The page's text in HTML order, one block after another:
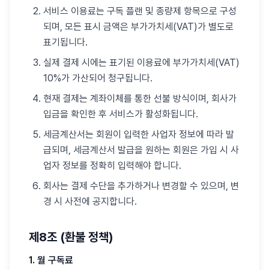
서비스 이용료는 구독 플랜 및 종량제 항목으로 구성
되며, 모든 표시 금액은 부가가치세(VAT)가 별도로
표기됩니다.
실제 결제 시에는 표기된 이용료에 부가가치세(VAT)
10%가 가산되어 청구됩니다.
현재 결제는 계좌이체를 통한 선불 방식이며, 회사가
입금을 확인한 후 서비스가 활성화됩니다.
세금계산서는 회원이 입력한 사업자 정보에 따라 발
급되며, 세금계산서 발급을 원하는 회원은 가입 시 사
업자 정보를 정확히 입력해야 합니다.
회사는 결제 수단을 추가하거나 변경할 수 있으며, 변
경 시 사전에 공지합니다.
제8조 (환불 정책)
1. 월 구독료